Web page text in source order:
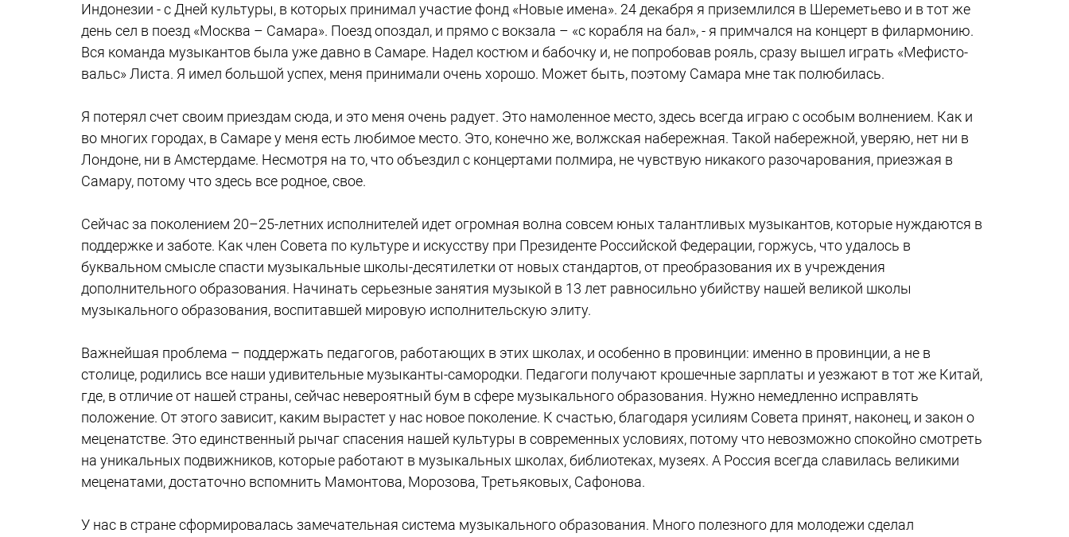
Индонезии - с Дней культуры, в которых принимал участие фонд «Новые имена». 24 декабря я приземлился в Шереметьево и в тот же
день сел в поезд «Москва – Самара». Поезд опоздал, и прямо с вокзала – «с корабля на бал», - я примчался на концерт в филармонию.
Вся команда музыкантов была уже давно в Самаре. Надел костюм и бабочку и, не попробовав рояль, сразу вышел играть «Мефисто-
вальс» Листа. Я имел большой успех, меня принимали очень хорошо. Может быть, поэтому Самара мне так полюбилась.
Я потерял счет своим приездам сюда, и это меня очень радует. Это намоленное место, здесь всегда играю с особым волнением. Как и
во многих городах, в Самаре у меня есть любимое место. Это, конечно же, волжская набережная. Такой набережной, уверяю, нет ни в
Лондоне, ни в Амстердаме. Несмотря на то, что объездил с концертами полмира, не чувствую никакого разочарования, приезжая в
Самару, потому что здесь все родное, свое.
Сейчас за поколением 20–25-летних исполнителей идет огромная волна совсем юных талантливых музыкантов, которые нуждаются в
поддержке и заботе. Как член Совета по культуре и искусству при Президенте Российской Федерации, горжусь, что удалось в
буквальном смысле спасти музыкальные школы-десятилетки от новых стандартов, от преобразования их в учреждения
дополнительного образования. Начинать серьезные занятия музыкой в 13 лет равносильно убийству нашей великой школы
музыкального образования, воспитавшей мировую исполнительскую элиту.
Важнейшая проблема – поддержать педагогов, работающих в этих школах, и особенно в провинции: именно в провинции, а не в
столице, родились все наши удивительные музыканты-самородки. Педагоги получают крошечные зарплаты и уезжают в тот же Китай,
где, в отличие от нашей страны, сейчас невероятный бум в сфере музыкального образования. Нужно немедленно исправлять
положение. От этого зависит, каким вырастет у нас новое поколение. К счастью, благодаря усилиям Совета принят, наконец, и закон о
меценатстве. Это единственный рычаг спасения нашей культуры в современных условиях, потому что невозможно спокойно смотреть
на уникальных подвижников, которые работают в музыкальных школах, библиотеках, музеях. А Россия всегда славилась великими
меценатами, достаточно вспомнить Мамонтова, Морозова, Третьяковых, Сафонова.
У нас в стране сформировалась замечательная система музыкального образования. Много полезного для молодежи сделал